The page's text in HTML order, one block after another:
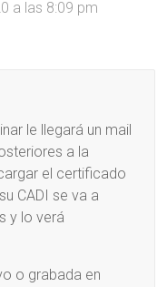
a las 8:09 pm
le llegará un mail
a la
el certificado
CADI se va a
y lo verá
o grabada en